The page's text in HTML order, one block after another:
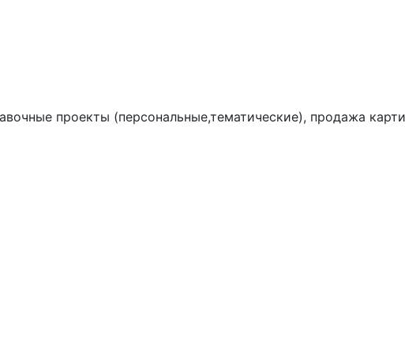
проекты (персональные,тематические), продажа